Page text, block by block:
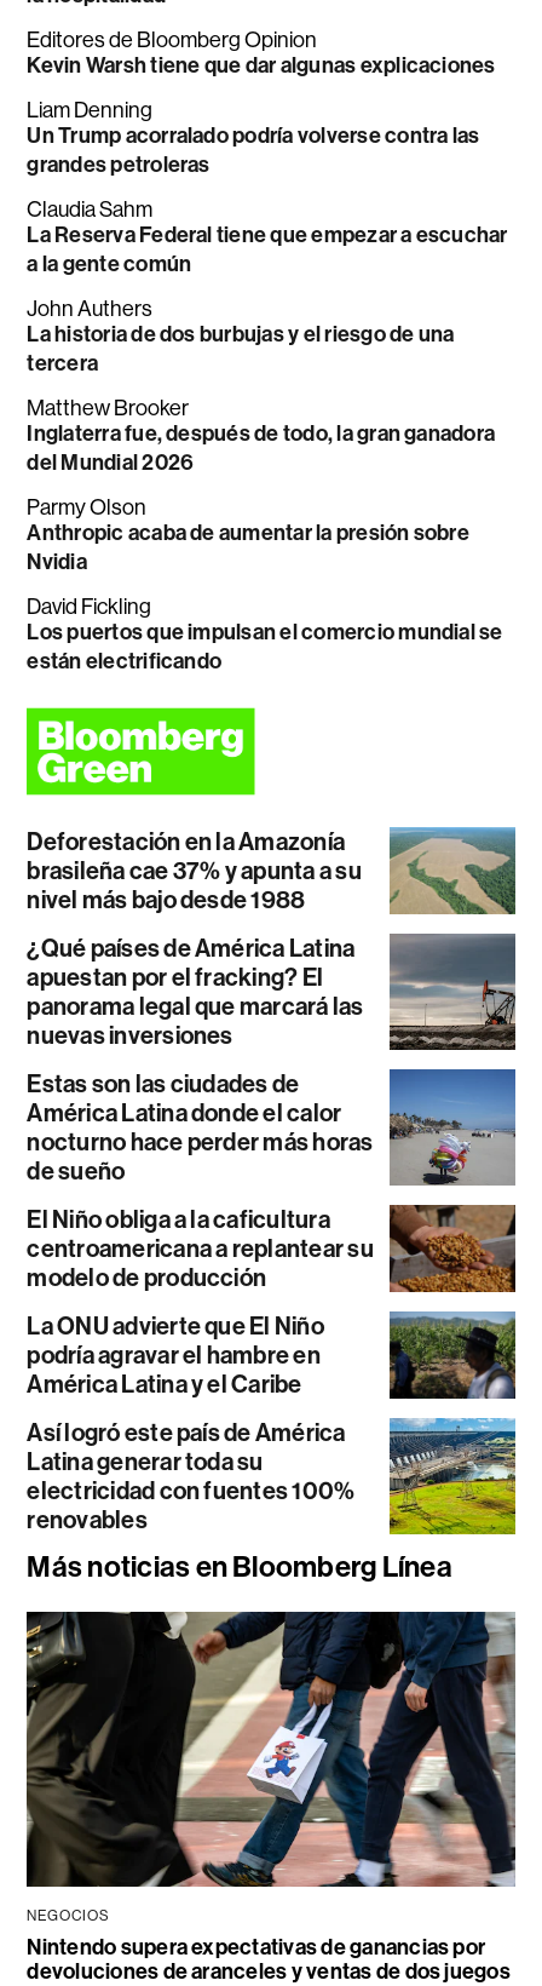
Editores de Bloomberg Opinion
Kevin Warsh tiene que dar algunas explicaciones
Liam Denning
Un Trump acorralado podría volverse contra las
grandes petroleras
Claudia Sahm
La Reserva Federal tiene que empezar a escuchar
a la gente común
John Authers
La historia de dos burbujas y el riesgo de una
tercera
Matthew Brooker
Inglaterra fue, después de todo, la gran ganadora
del Mundial 2026
Parmy Olson
Anthropic acaba de aumentar la presión sobre
Nvidia
David Fickling
Los puertos que impulsan el comercio mundial se
están electrificando
Deforestación en la Amazonía
brasileña cae 37% y apunta a su
nivel más bajo desde 1988
¿Qué países de América Latina
apuestan por el fracking? El
panorama legal que marcará las
nuevas inversiones
Estas son las ciudades de
América Latina donde el calor
nocturno hace perder más horas
de sueño
El Niño obliga a la caficultura
centroamericana a replantear su
modelo de producción
La ONU advierte que El Niño
podría agravar el hambre en
América Latina y el Caribe
Así logró este país de América
Latina generar toda su
electricidad con fuentes 100%
renovables
Más noticias en Bloomberg Línea
NEGOCIOS
Nintendo supera expectativas de ganancias por
devoluciones de aranceles y ventas de dos juegos